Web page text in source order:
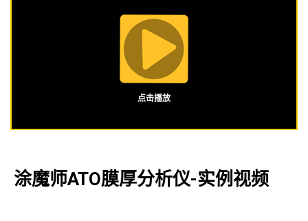
点击播放
涂魔师ATO膜厚分析仪-实例视频